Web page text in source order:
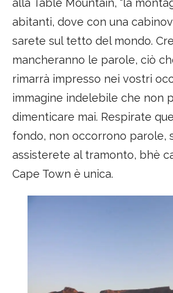
alla Table Mountain, “la
abitanti, dove con una
sarete sul tetto del mondo.
mancheranno le parole, ciò
rimarrà impresso nei vostri
immagine indelebile che non
dimenticare mai. Respirate
fondo, non occorrono parole,
assisterete al tramonto, bhè
Cape Town è unica.